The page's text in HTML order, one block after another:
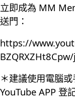
立即成為 MM
送門：
https://
＊建議使用電腦
YouTube APP 登